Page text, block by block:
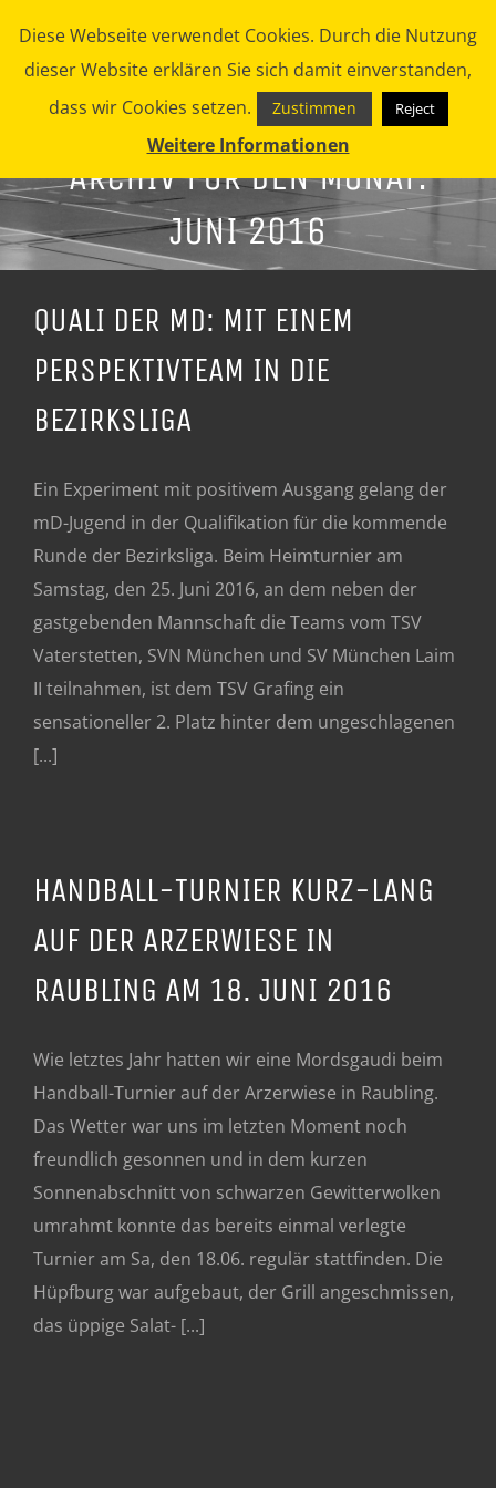
Inhalt
springen
ARCHIV FÜR DEN MONAT:
JUNI 2016
QUALI DER MD: MIT EINEM
PERSPEKTIVTEAM IN DIE
BEZIRKSLIGA
Ein Experiment mit positivem Ausgang gelang der
mD-Jugend in der Qualifikation für die kommende
Runde der Bezirksliga. Beim Heimturnier am
Samstag, den 25. Juni 2016, an dem neben der
gastgebenden Mannschaft die Teams vom TSV
Vaterstetten, SVN München und SV München Laim
II teilnahmen, ist dem TSV Grafing ein
sensationeller 2. Platz hinter dem ungeschlagenen
[...]
HANDBALL-TURNIER KURZ-LANG
AUF DER ARZERWIESE IN
RAUBLING AM 18. JUNI 2016
Wie letztes Jahr hatten wir eine Mordsgaudi beim
Handball-Turnier auf der Arzerwiese in Raubling.
Das Wetter war uns im letzten Moment noch
freundlich gesonnen und in dem kurzen
Sonnenabschnitt von schwarzen Gewitterwolken
umrahmt konnte das bereits einmal verlegte
Turnier am Sa, den 18.06. regulär stattfinden. Die
Hüpfburg war aufgebaut, der Grill angeschmissen,
das üppige Salat- [...]
Diese Webseite verwendet Cookies. Durch die Nutzung
dieser Website erklären Sie sich damit einverstanden,
dass wir Cookies setzen.
Zustimmen Reject
Weitere Informationen